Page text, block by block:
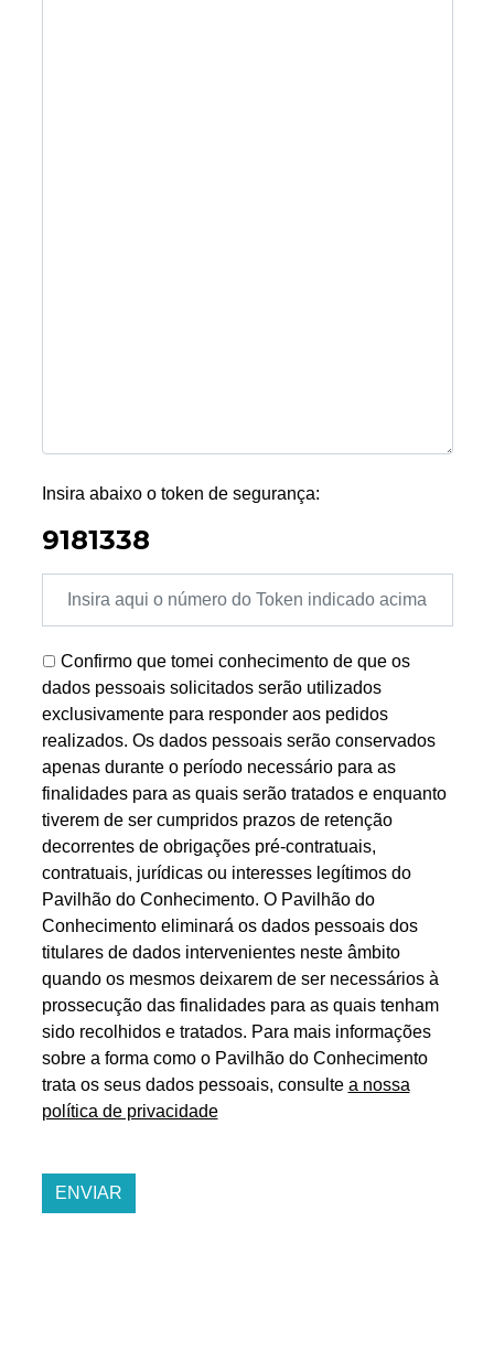
Insira abaixo o token de segurança:
9181338
Confirmo que tomei conhecimento de que os
dados pessoais solicitados serão utilizados
exclusivamente para responder aos pedidos
realizados. Os dados pessoais serão conservados
apenas durante o período necessário para as
finalidades para as quais serão tratados e enquanto
tiverem de ser cumpridos prazos de retenção
decorrentes de obrigações pré-contratuais,
contratuais, jurídicas ou interesses legítimos do
Pavilhão do Conhecimento. O Pavilhão do
Conhecimento eliminará os dados pessoais dos
titulares de dados intervenientes neste âmbito
quando os mesmos deixarem de ser necessários à
prossecução das finalidades para as quais tenham
sido recolhidos e tratados. Para mais informações
sobre a forma como o Pavilhão do Conhecimento
trata os seus dados pessoais, consulte a nossa
política de privacidade
ENVIAR